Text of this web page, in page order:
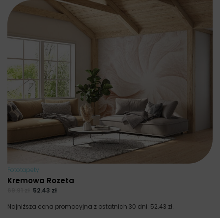
Fototapety
Kremowa Rozeta
52.43 zł
Najniższa cena promocyjna z ostatnich 30 dni: 52.43 zł.